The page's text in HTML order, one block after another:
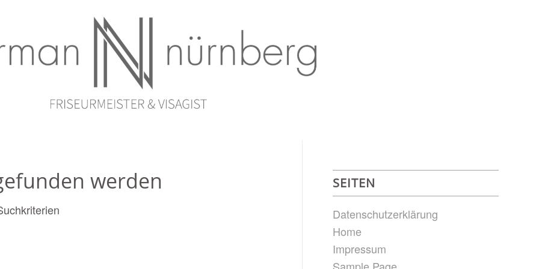
werden SEITEN
Datenschutzerklärung
Home
Impressum